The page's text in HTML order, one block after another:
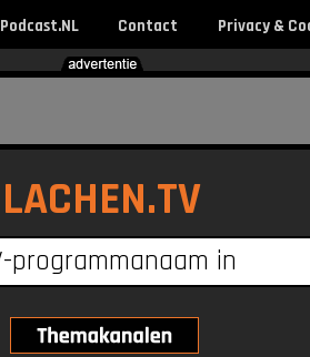
Podcast.NL Contact Privacy &
LACHEN.TV